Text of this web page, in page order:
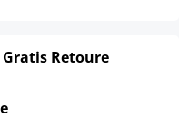
Retoure